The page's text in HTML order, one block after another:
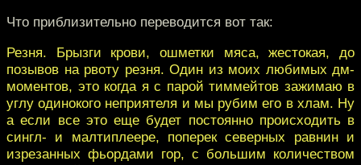
Что приблизительно переводится вот так:
Резня. Брызги крови, ошметки мяса, жестокая, до
позывов на рвоту резня. Один из моих любимых дм-
моментов, это когда я с парой тиммейтов зажимаю в
углу одинокого неприятеля и мы рубим его в хлам. Ну
а если все это еще будет постоянно происходить в
сингл- и малтиплеере, поперек северных равнин и
изрезанных фьордами гор, с большим количеством